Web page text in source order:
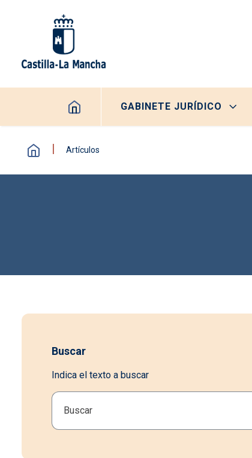
Navegación principal
GABINETE JURÍDICO
Artículos
Buscar
Indica el texto a buscar